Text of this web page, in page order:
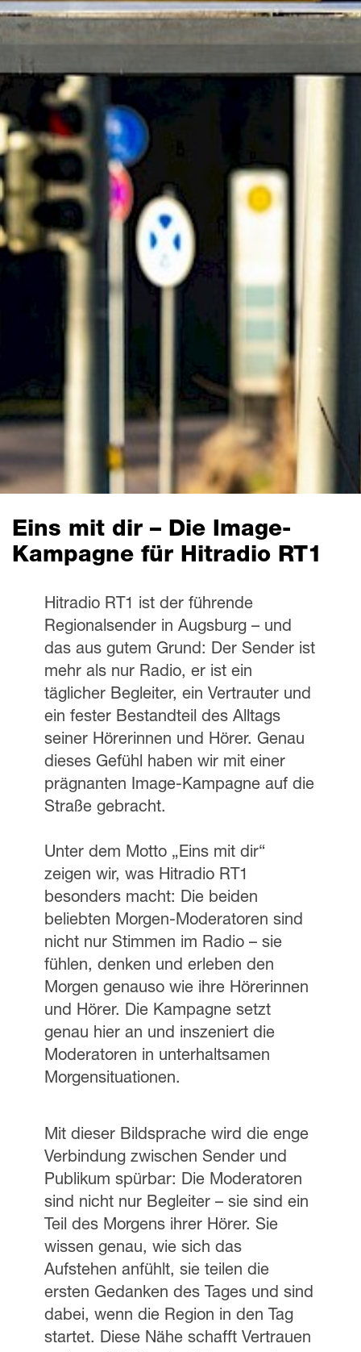
Eins mit dir – Die Image-
Kampagne für Hitradio RT1
Hitradio RT1 ist der führende
Regionalsender in Augsburg – und
das aus gutem Grund: Der Sender ist
mehr als nur Radio, er ist ein
täglicher Begleiter, ein Vertrauter und
ein fester Bestandteil des Alltags
seiner Hörerinnen und Hörer. Genau
dieses Gefühl haben wir mit einer
prägnanten Image-Kampagne auf die
Straße gebracht.
Unter dem Motto „Eins mit dir“
zeigen wir, was Hitradio RT1
besonders macht: Die beiden
beliebten Morgen-Moderatoren sind
nicht nur Stimmen im Radio – sie
fühlen, denken und erleben den
Morgen genauso wie ihre Hörerinnen
und Hörer. Die Kampagne setzt
genau hier an und inszeniert die
Moderatoren in unterhaltsamen
Morgensituationen.
Mit dieser Bildsprache wird die enge
Verbindung zwischen Sender und
Publikum spürbar: Die Moderatoren
sind nicht nur Begleiter – sie sind ein
Teil des Morgens ihrer Hörer. Sie
wissen genau, wie sich das
Aufstehen anfühlt, sie teilen die
ersten Gedanken des Tages und sind
dabei, wenn die Region in den Tag
startet. Diese Nähe schafft Vertrauen